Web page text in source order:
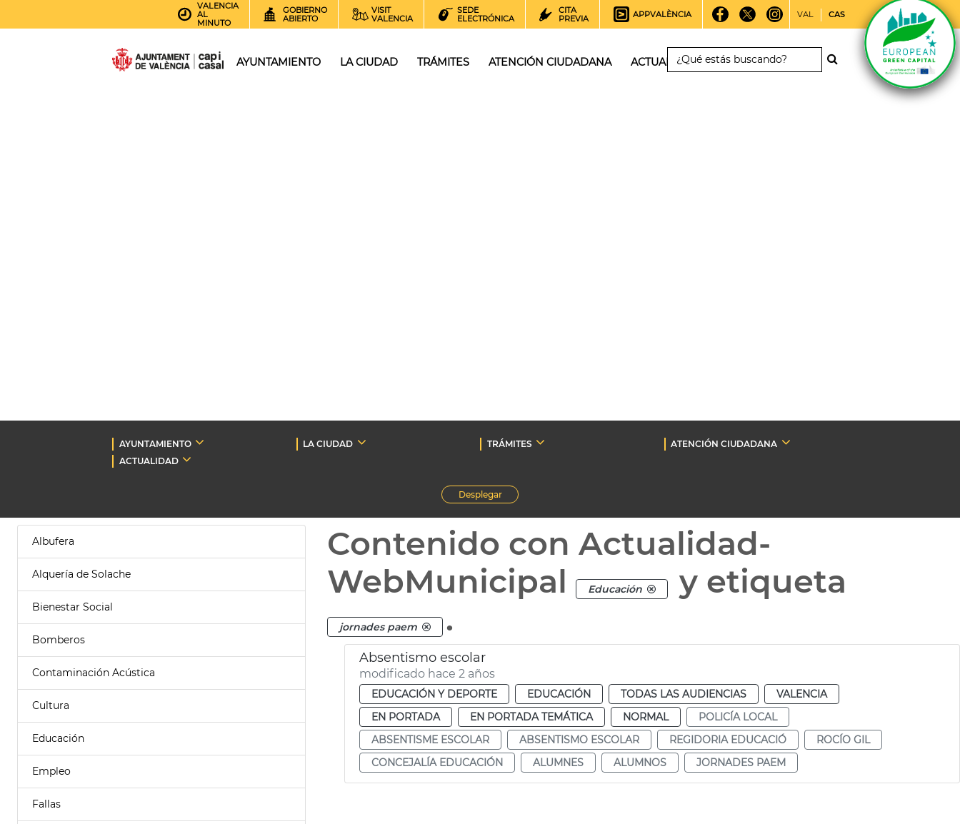
VALENCIA
AL
MINUTO
GOBIERNO
ABIERTO
VISIT
VALENCIA
SEDE
ELECTRÓNICA
CITA
PREVIA
APPVALÈNCIA VAL CAS
AYUNTAMIENTO LA CIUDAD TRÁMITES ATENCIÓN CIUDADANA ACTUALIDAD
AYUNTAMIENTO LA CIUDAD TRÁMITES
ATENCIÓN CIUDADANA
ACTUALIDAD
Desplegar
Albufera
Alquería de Solache
Bienestar Social
Bomberos
Contaminación Acústica
Cultura
Educación
Empleo
Fallas
Contenido con Actualidad-
WebMunicipal
Educación y etiqueta
jornades paem .
Absentismo escolar
modificado hace 2 años
EDUCACIÓN Y DEPORTE EDUCACIÓN TODAS LAS AUDIENCIAS
VALENCIA
EN PORTADA
EN PORTADA TEMÁTICA NORMAL
POLICÍA LOCAL
ABSENTISME ESCOLAR
ABSENTISMO ESCOLAR REGIDORIA EDUCACIÓ
ROCÍO GIL
CONCEJALÍA EDUCACIÓN
ALUMNES ALUMNOS JORNADES PAEM